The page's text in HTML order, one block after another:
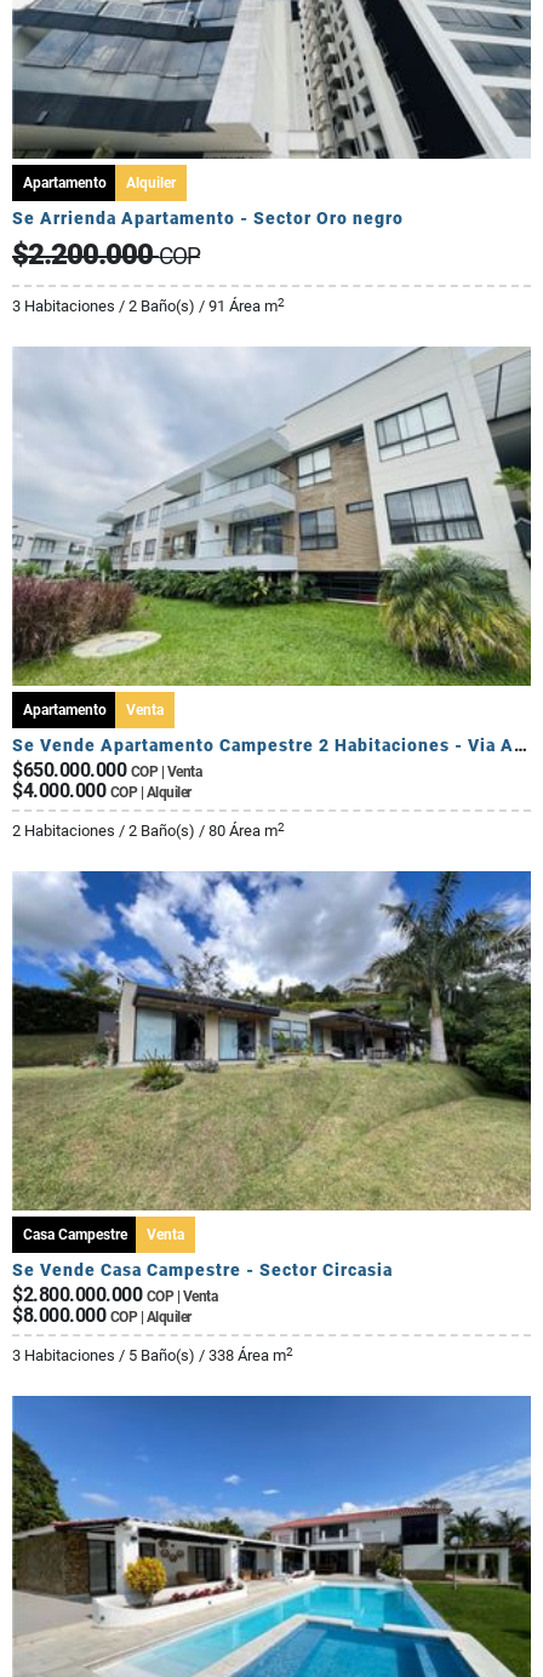
Apartamento Alquiler
Se Arrienda Apartamento - Sector Oro negro
$2.200.000COP
3 Habitaciones / 2 Baño(s) / 91 Área m2
Apartamento Venta
Se Vende Apartamento Campestre 2 Habitaciones - Via Al Caimo
$650.000.000 COP | Venta
$4.000.000 COP | Alquiler
2 Habitaciones / 2 Baño(s) / 80 Área m2
Casa Campestre Venta
Se Vende Casa Campestre - Sector Circasia
$2.800.000.000 COP | Venta
$8.000.000 COP | Alquiler
3 Habitaciones / 5 Baño(s) / 338 Área m2